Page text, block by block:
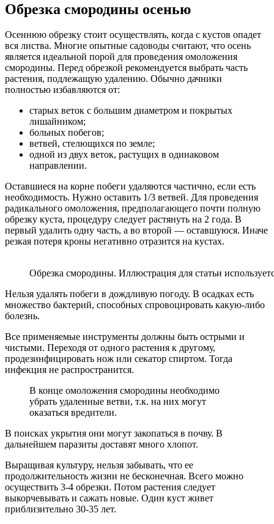
Обрезка смородины осенью
Осеннюю обрезку стоит осуществлять, когда с кустов опадет
вся листва. Многие опытные садоводы считают, что осень
является идеальной порой для проведения омоложения
смородины. Перед обрезкой рекомендуется выбрать часть
растения, подлежащую удалению. Обычно дачники
полностью избавляются от:
старых веток с большим диаметром и покрытых
лишайником;
больных побегов;
ветвей, стелющихся по земле;
одной из двух веток, растущих в одинаковом
направлении.
Оставшиеся на корне побеги удаляются частично, если есть
необходимость. Нужно оставить 1/3 ветвей. Для проведения
радикального омоложения, предполагающего почти полную
обрезку куста, процедуру следует растянуть на 2 года. В
первый удалить одну часть, а во второй — оставшуюся. Иначе
резкая потеря кроны негативно отразится на кустах.
Обрезка смородины. Иллюстрация для статьи
Нельзя удалять побеги в дождливую погоду. В осадках есть
множество бактерий, способных спровоцировать какую-либо
болезнь.
Все применяемые инструменты должны быть острыми и
чистыми. Переходя от одного растения к другому,
продезинфицировать нож или секатор спиртом. Тогда
инфекция не распространится.
В конце омоложения смородины необходимо
убрать удаленные ветви, т.к. на них могут
оказаться вредители.
В поисках укрытия они могут закопаться в почву. В
дальнейшем паразиты доставят много хлопот.
Выращивая культуру, нельзя забывать, что ее
продолжительность жизни не бесконечная. Всего можно
осуществить 3-4 обрезки. Потом растения следует
выкорчевывать и сажать новые. Один куст живет
приблизительно 30-35 лет.